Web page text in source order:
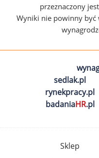
przeznaczony
Wyniki nie powinny być
sedlak.pl
rynekpracy.pl
badaniaHR.pl
Sklep